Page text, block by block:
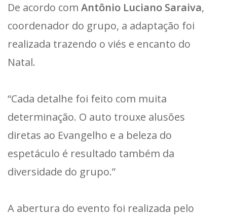
De acordo com Antônio Luciano Saraiva,
coordenador do grupo, a adaptação foi
realizada trazendo o viés e encanto do
Natal.
“Cada detalhe foi feito com muita
determinação. O auto trouxe alusões
diretas ao Evangelho e a beleza do
espetáculo é resultado também da
diversidade do grupo.”
A abertura do evento foi realizada pelo